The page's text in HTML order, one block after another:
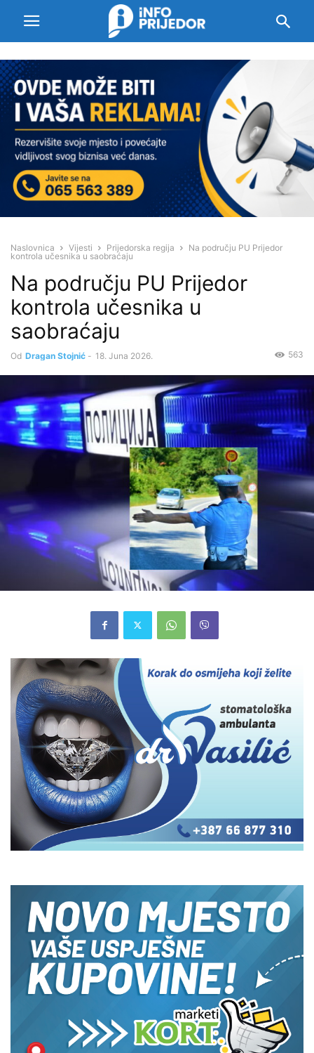
Naslovnica Vijesti Prijedorska regija
Na području PU Prijedor
kontrola učesnika u saobraćaju
Na području PU Prijedor
kontrola učesnika u
saobraćaju
Od Dragan Stojnić - 18. Juna 2026. 563